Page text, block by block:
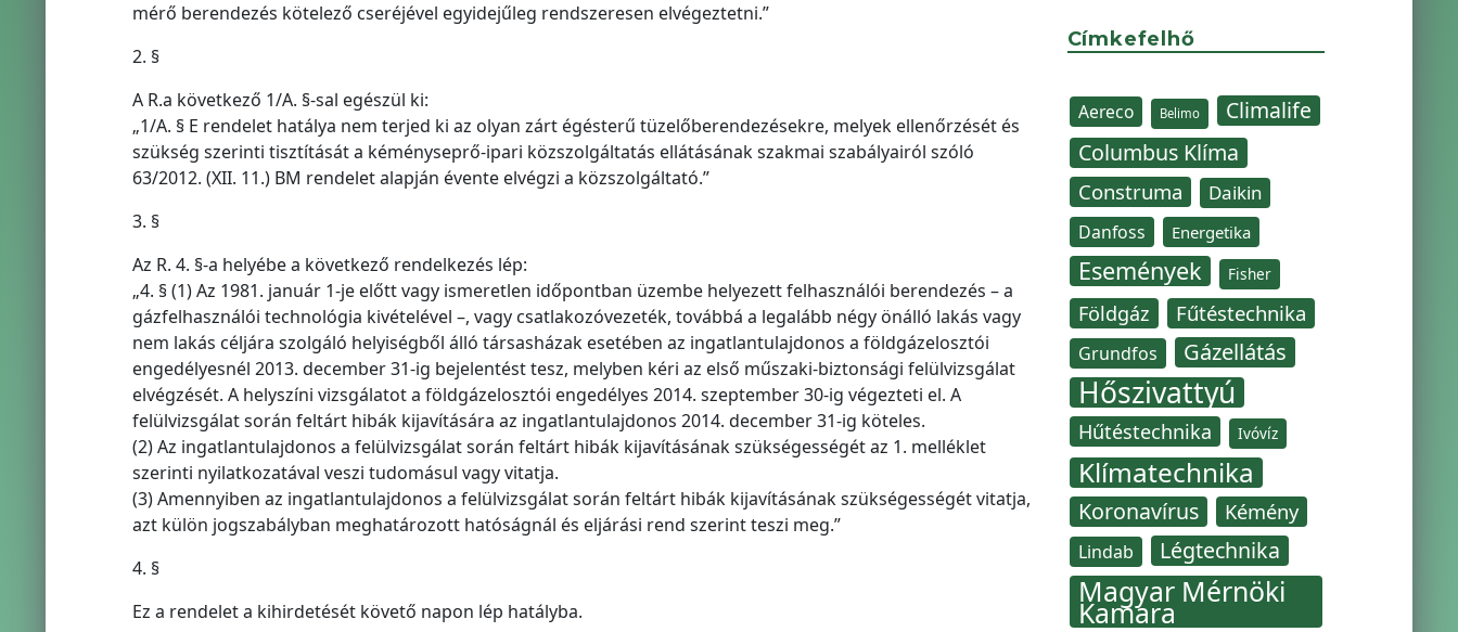
mérő berendezés kötelező cseréjével egyidejűleg rendszeresen elvégeztetni.”
2. §
A R.a következő 1/A. §-sal egészül ki:
„1/A. § E rendelet hatálya nem terjed ki az olyan zárt égésterű tüzelőberendezésekre, melyek ellenőrzését és
szükség szerinti tisztítását a kéményseprő-ipari közszolgáltatás ellátásának szakmai szabályairól szóló
63/2012. (XII. 11.) BM rendelet alapján évente elvégzi a közszolgáltató.”
3. §
Az R. 4. §-a helyébe a következő rendelkezés lép:
„4. § (1) Az 1981. január 1-je előtt vagy ismeretlen időpontban üzembe helyezett felhasználói berendezés – a
gázfelhasználói technológia kivételével –, vagy csatlakozóvezeték, továbbá a legalább négy önálló lakás vagy
nem lakás céljára szolgáló helyiségből álló társasházak esetében az ingatlantulajdonos a földgázelosztói
engedélyesnél 2013. december 31-ig bejelentést tesz, melyben kéri az első műszaki-biztonsági felülvizsgálat
elvégzését. A helyszíni vizsgálatot a földgázelosztói engedélyes 2014. szeptember 30-ig végezteti el. A
felülvizsgálat során feltárt hibák kijavítására az ingatlantulajdonos 2014. december 31-ig köteles.
(2) Az ingatlantulajdonos a felülvizsgálat során feltárt hibák kijavításának szükségességét az 1. melléklet
szerinti nyilatkozatával veszi tudomásul vagy vitatja.
(3) Amennyiben az ingatlantulajdonos a felülvizsgálat során feltárt hibák kijavításának szükségességét vitatja,
azt külön jogszabályban meghatározott hatóságnál és eljárási rend szerint teszi meg.”
4. §
Ez a rendelet a kihirdetését követő napon lép hatályba.
Címkefelhő
Aereco Belimo
Climalife
Columbus Klíma
Construma Daikin
Danfoss Energetika
Események Fisher
Földgáz Fűtéstechnika
Grundfos Gázellátás
Hőszivattyú
Hűtéstechnika Ivóvíz
Klímatechnika
Koronavírus Kémény
Lindab Légtechnika
Magyar Mérnöki
Kamara